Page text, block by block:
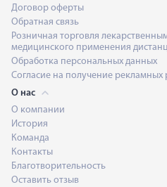
Договор оферты
Обратная связь
Розничная торговля
медицинского применения
Обработка персональных данных
Согласие на получение рекламных
О нас
О компании
История
Команда
Контакты
Благотворительность
Оставить отзыв